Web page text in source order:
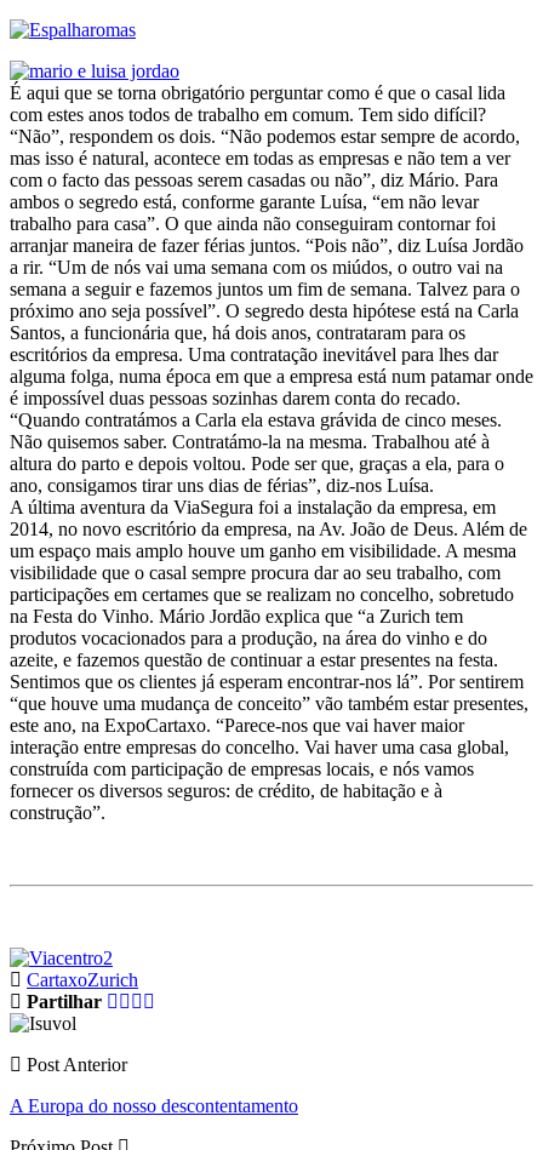
É aqui que se torna obrigatório perguntar como é que o casal lida
com estes anos todos de trabalho em comum. Tem sido difícil?
“Não”, respondem os dois. “Não podemos estar sempre de acordo,
mas isso é natural, acontece em todas as empresas e não tem a ver
com o facto das pessoas serem casadas ou não”, diz Mário. Para
ambos o segredo está, conforme garante Luísa, “em não levar
trabalho para casa”. O que ainda não conseguiram contornar foi
arranjar maneira de fazer férias juntos. “Pois não”, diz Luísa Jordão
a rir. “Um de nós vai uma semana com os miúdos, o outro vai na
semana a seguir e fazemos juntos um fim de semana. Talvez para o
próximo ano seja possível”. O segredo desta hipótese está na Carla
Santos, a funcionária que, há dois anos, contrataram para os
escritórios da empresa. Uma contratação inevitável para lhes dar
alguma folga, numa época em que a empresa está num patamar onde
é impossível duas pessoas sozinhas darem conta do recado.
“Quando contratámos a Carla ela estava grávida de cinco meses.
Não quisemos saber. Contratámo-la na mesma. Trabalhou até à
altura do parto e depois voltou. Pode ser que, graças a ela, para o
ano, consigamos tirar uns dias de férias”, diz-nos Luísa.
A última aventura da ViaSegura foi a instalação da empresa, em
2014, no novo escritório da empresa, na Av. João de Deus. Além de
um espaço mais amplo houve um ganho em visibilidade. A mesma
visibilidade que o casal sempre procura dar ao seu trabalho, com
participações em certames que se realizam no concelho, sobretudo
na Festa do Vinho. Mário Jordão explica que “a Zurich tem
produtos vocacionados para a produção, na área do vinho e do
azeite, e fazemos questão de continuar a estar presentes na festa.
Sentimos que os clientes já esperam encontrar-nos lá”. Por sentirem
“que houve uma mudança de conceito” vão também estar presentes,
este ano, na ExpoCartaxo. “Parece-nos que vai haver maior
interação entre empresas do concelho. Vai haver uma casa global,
construída com participação de empresas locais, e nós vamos
fornecer os diversos seguros: de crédito, de habitação e à
construção”.
CartaxoZurich
Partilhar
Post Anterior
A Europa do nosso descontentamento